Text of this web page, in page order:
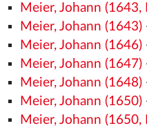
Meier, Johann (1643,
Meier, Johann (1643)
Meier, Johann (1646)
Meier, Johann (1647)
Meier, Johann (1648)
Meier, Johann (1650)
Meier, Johann (1650,